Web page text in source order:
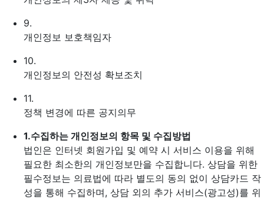
9.
개인정보 보호책임자
10.
개인정보의 안전성 확보조치
11.
정책 변경에 따른 공지의무
1.수집하는 개인정보의 항목 및 수집방법
법인은 인터넷 회원가입 및 예약 시 서비스 이용을 위해
필요한 최소한의 개인정보만을 수집합니다. 상담을 위한
필수정보는 의료법에 따라 별도의 동의 없이 상담카드 작
성을 통해 수집하며, 상담 외의 추가 서비스(광고성)를 위